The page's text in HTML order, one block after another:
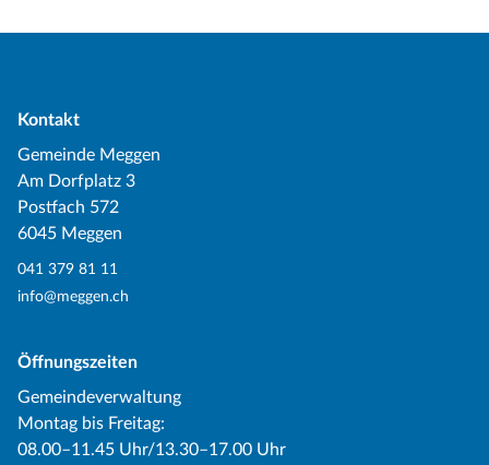
Kontakt
Gemeinde Meggen
Am Dorfplatz 3
Postfach 572
6045 Meggen
041 379 81 11
info@meggen.ch
Öffnungszeiten
Gemeindeverwaltung
Montag bis Freitag:
08.00–11.45 Uhr/13.30–17.00 Uhr